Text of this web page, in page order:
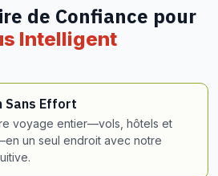
de Confiance pour
Intelligent
Sans Effort
voyage entier—vols, hôtels et
un seul endroit avec notre